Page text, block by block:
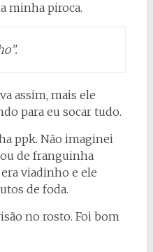
minha piroca.
assim, mais ele
para eu socar tudo.
ppk. Não imaginei
de franguinha
viadinho e ele
de foda.
no rosto. Foi bom